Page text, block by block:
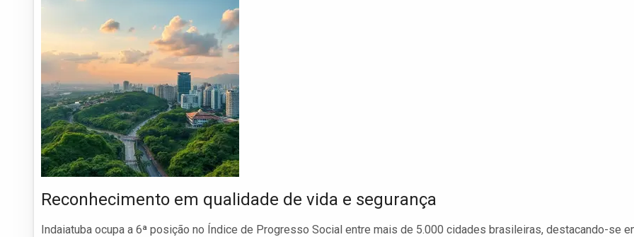
Reconhecimento em qualidade de vida e segurança
Indaiatuba ocupa a 6ª posição no Índice de Progresso Social entre mais de 5.000 cidades brasileiras, destacando-se